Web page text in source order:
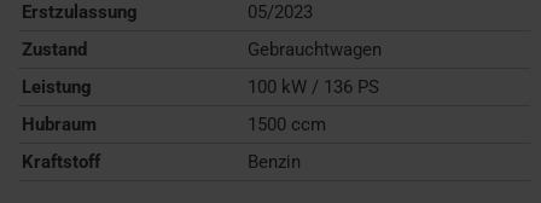
Erstzulassung
05/2023
Zustand
Gebrauchtwagen
Leistung
100 kW / 136 PS
Hubraum
1500 ccm
Kraftstoff
Benzin